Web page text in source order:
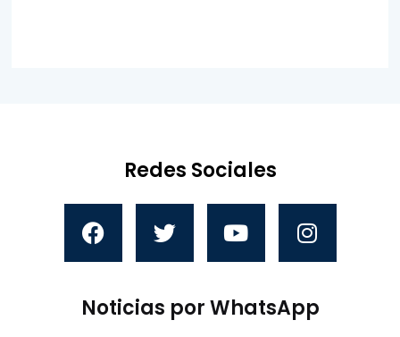
Redes Sociales
Noticias por WhatsApp